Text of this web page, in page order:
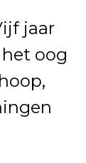
jaar
oog